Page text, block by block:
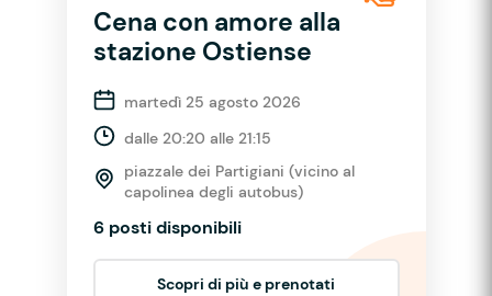
Cena con amore alla
stazione Ostiense
martedì 25 agosto 2026
dalle 20:20 alle 21:15
piazzale dei Partigiani (vicino al
capolinea degli autobus)
6 posti disponibili
Scopri di più e prenotati